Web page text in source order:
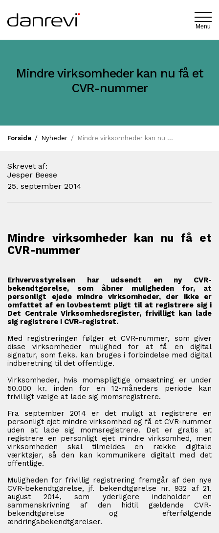
Menu
Mindre virksomheder kan nu få et
CVR-nummer
Forside Nyheder Mindre virksomheder kan nu få et CVR-nummer
Skrevet af:
Jesper Beese
25. september 2014
Mindre virksomheder kan nu få et
CVR-nummer
Erhvervsstyrelsen har udsendt en ny CVR-
bekendtgørelse, som åbner muligheden for, at
personligt ejede mindre virksomheder, der ikke er
omfattet af en lovbestemt pligt til at registrere sig i
Det Centrale Virksomhedsregister, frivilligt kan lade
sig registrere i CVR-registret.
Med registreringen følger et CVR-nummer, som giver
disse virksomheder mulighed for at få en digital
signatur, som f.eks. kan bruges i forbindelse med digital
indberetning til det offentlige.
Virksomheder, hvis momspligtige omsætning er under
50.000 kr. inden for en 12-måneders periode kan
frivilligt vælge at lade sig momsregistrere.
Fra september 2014 er det muligt at registrere en
personligt ejet mindre virksomhed og få et CVR-nummer
uden at lade sig momsregistrere. Det er gratis at
registrere en personligt ejet mindre virksomhed, men
virksomheden skal tilmeldes en række digitale
værktøjer, så den kan kommunikere digitalt med det
offentlige.
Muligheden for frivillig registrering fremgår af den nye
CVR-bekendtgørelse, jf. bekendtgørelse nr. 932 af 21.
august 2014, som yderligere indeholder en
sammenskrivning af den hidtil gældende CVR-
bekendtgørelse og efterfølgende
ændringsbekendtgørelser.